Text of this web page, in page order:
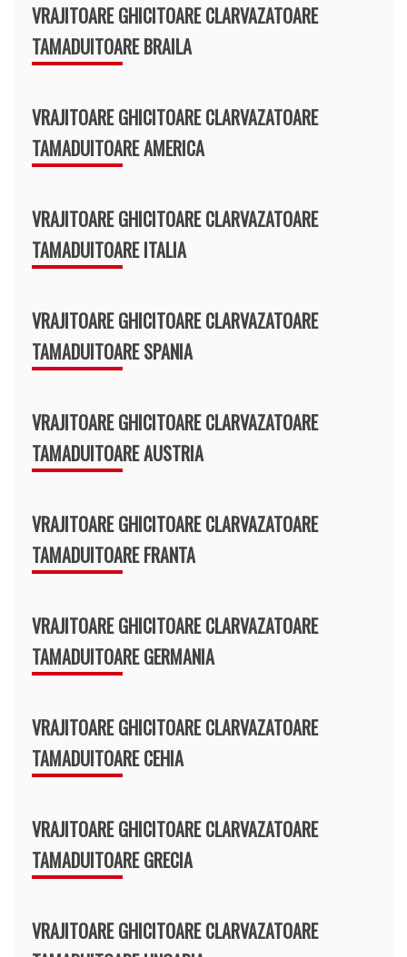
VRAJITOARE GHICITOARE CLARVAZATOARE
TAMADUITOARE BRAILA
VRAJITOARE GHICITOARE CLARVAZATOARE
TAMADUITOARE AMERICA
VRAJITOARE GHICITOARE CLARVAZATOARE
TAMADUITOARE ITALIA
VRAJITOARE GHICITOARE CLARVAZATOARE
TAMADUITOARE SPANIA
VRAJITOARE GHICITOARE CLARVAZATOARE
TAMADUITOARE AUSTRIA
VRAJITOARE GHICITOARE CLARVAZATOARE
TAMADUITOARE FRANTA
VRAJITOARE GHICITOARE CLARVAZATOARE
TAMADUITOARE GERMANIA
VRAJITOARE GHICITOARE CLARVAZATOARE
TAMADUITOARE CEHIA
VRAJITOARE GHICITOARE CLARVAZATOARE
TAMADUITOARE GRECIA
VRAJITOARE GHICITOARE CLARVAZATOARE